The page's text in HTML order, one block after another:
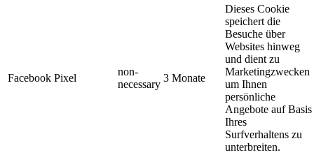
Facebook Pixel
non-
necessary
3 Monate
Dieses Cookie
speichert die
Besuche über
Websites hinweg
und dient zu
Marketingzwecken
um Ihnen
persönliche
Angebote auf Basis
Ihres
Surfverhaltens zu
unterbreiten.